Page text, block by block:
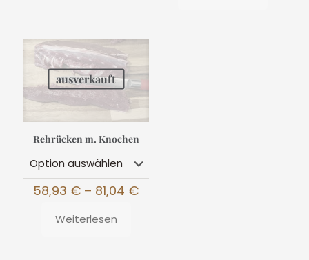
ausverkauft
Rehrücken m. Knochen
58,93 € – 81,04 €Preisspanne:
Weiterlesen